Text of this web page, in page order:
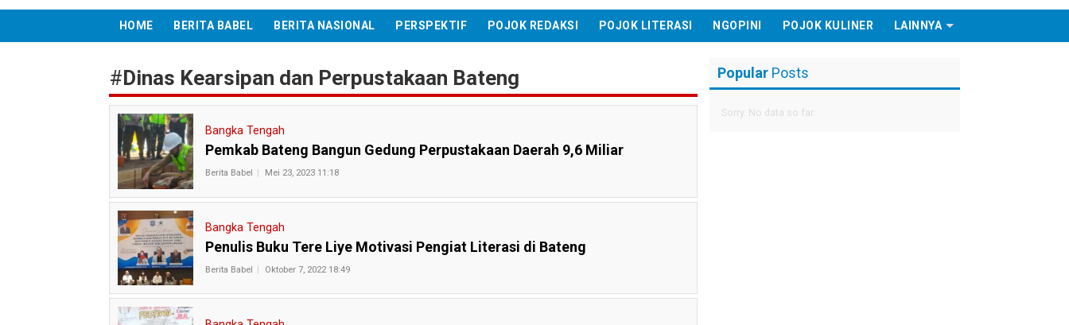
HOME BERITA BABEL BERITA NASIONAL PERSPEKTIF POJOK REDAKSI POJOK LITERASI NGOPINI POJOK KULINER LAINNYA
#Dinas Kearsipan dan Perpustakaan Bateng
Bangka Tengah
Pemkab Bateng Bangun Gedung Perpustakaan Daerah 9,6 Miliar
Berita Babel Mei 23, 2023 11:18
Bangka Tengah
Penulis Buku Tere Liye Motivasi Pengiat Literasi di Bateng
Berita Babel Oktober 7, 2022 18:49
Popular Posts
Sorry. No data so far.